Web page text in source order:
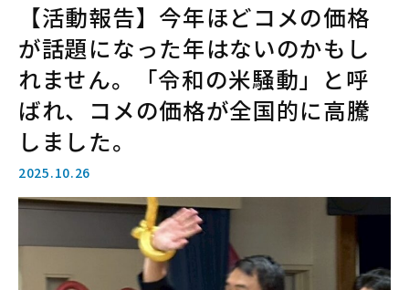
【活動報告】今年ほどコメの価格
が話題になった年はないのかもし
れません。「令和の米騒動」と呼
ばれ、コメの価格が全国的に高騰
しました。
2025.10.26